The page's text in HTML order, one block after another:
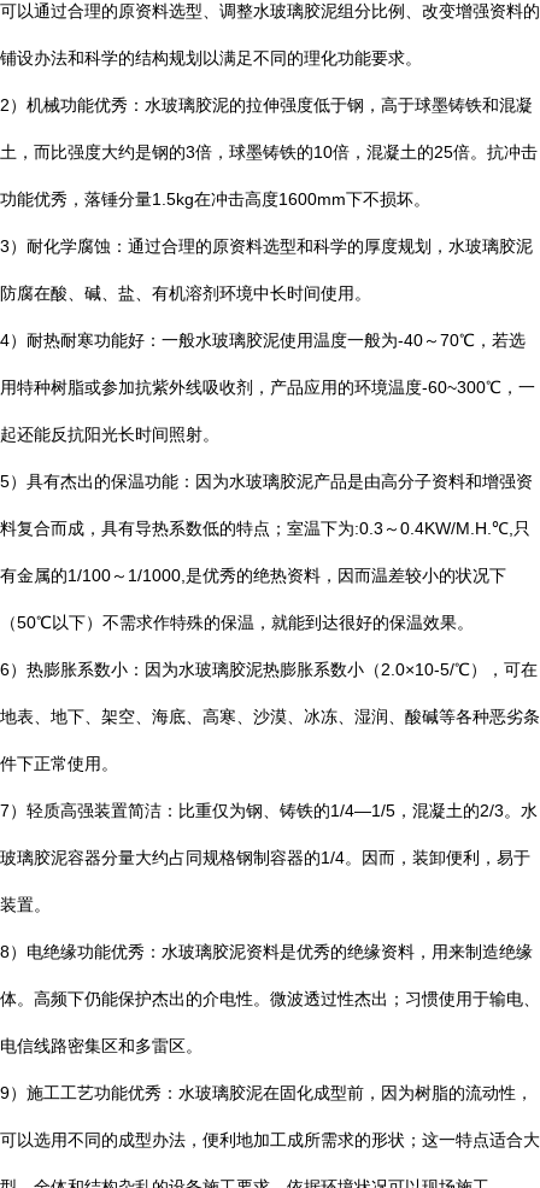
可以通过合理的原资料选型、调整水玻璃胶泥组分比例、改变增强资料的
铺设办法和科学的结构规划以满足不同的理化功能要求。
2）机械功能优秀：水玻璃胶泥的拉伸强度低于钢，高于球墨铸铁和混凝
土，而比强度大约是钢的3倍，球墨铸铁的10倍，混凝土的25倍。抗冲击
功能优秀，落锤分量1.5kg在冲击高度1600mm下不损坏。
3）耐化学腐蚀：通过合理的原资料选型和科学的厚度规划，水玻璃胶泥
防腐在酸、碱、盐、有机溶剂环境中长时间使用。
4）耐热耐寒功能好：一般水玻璃胶泥使用温度一般为-40～70℃ ，若选
用特种树脂或参加抗紫外线吸收剂，产品应用的环境温度-60~300℃ ，一
起还能反抗阳光长时间照射。
5）具有杰出的保温功能：因为水玻璃胶泥产品是由高分子资料和增强资
料复合而成，具有导热系数低的特点；室温下为:0.3 ～0.4KW/M.H. ℃ 只
有金属的1/100～ 1/1000, 是优秀的绝热资料，因而温差较小的状况下
（50℃以下）不需求作特殊的保温，就能到达很好的保温效果。
6）热膨胀系数小：因为水玻璃胶泥热膨胀系数小（2.0×10-5/℃），可在
地表、地下、架空、海底、高寒、沙漠、冰冻、湿润、酸碱等各种恶劣条
件下正常使用。
7）轻质高强装置简洁：比重仅为钢、铸铁的1/4—1/5 ，混凝土的2/3。水
玻璃胶泥容器分量大约占同规格钢制容器的1/4。因而，装卸便利，易于
装置。
8）电绝缘功能优秀：水玻璃胶泥资料是优秀的绝缘资料，用来制造绝缘
体。高频下仍能保护杰出的介电性。微波透过性杰出；习惯使用于输电、
电信线路密集区和多雷区。
9）施工工艺功能优秀：水玻璃胶泥在固化成型前，因为树脂的流动性，
可以选用不同的成型办法，便利地加工成所需求的形状；这一特点适合大